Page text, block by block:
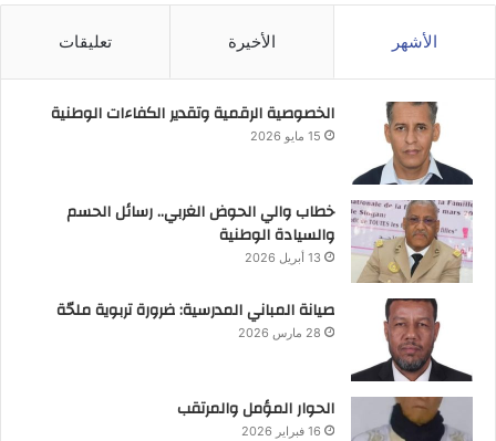
الأشهر الأخيرة تعليقات
الخصوصية الرقمية وتقدير الكفاءات الوطنية
15 مايو 2026
خطاب والي الحوض الغربي.. رسائل الحسم
والسيادة الوطنية
13 أبريل 2026
صيانة المباني المدرسية: ضرورة تربوية ملحّة
28 مارس 2026
الحوار المؤمل والمرتقب
16 فبراير 2026